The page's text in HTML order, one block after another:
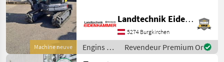
Machine neuve
druckloser Rücklauf -Radio
-Heizung -3 Led
Scheinwerfer +Motor: -
Herrsteller: Yanmar
Landtechnik Eidenhammer GmbH
5274 Burgkirchen
Engins de
chantier /
Revendeur Premium Or